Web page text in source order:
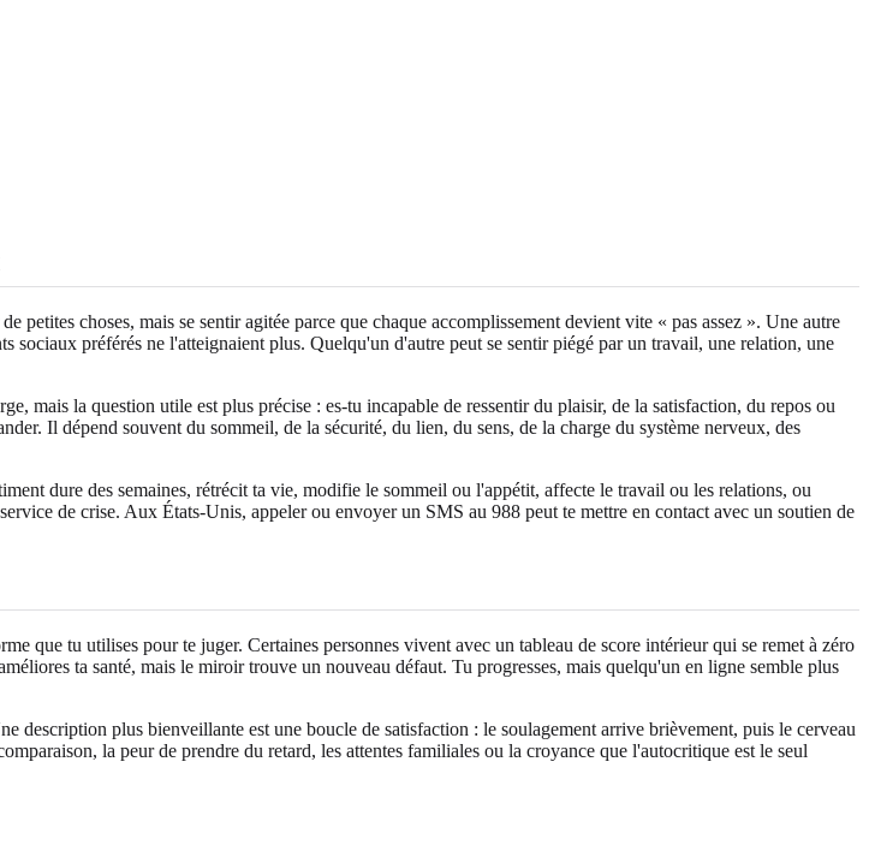
petites choses, mais se sentir agitée parce que chaque accomplissement devient vite « pas assez ». Une autre
préférés ne l'atteignaient plus. Quelqu'un d'autre peut se sentir piégé par un travail, une relation, une
mais la question utile est plus précise : es-tu incapable de ressentir du plaisir, de la satisfaction, du repos ou
Il dépend souvent du sommeil, de la sécurité, du lien, du sens, de la charge du système nerveux, des
dure des semaines, rétrécit ta vie, modifie le sommeil ou l'appétit, affecte le travail ou les relations, ou
de crise. Aux États-Unis, appeler ou envoyer un SMS au 988 peut te mettre en contact avec un soutien de
que tu utilises pour te juger. Certaines personnes vivent avec un tableau de score intérieur qui se remet à zéro
ta santé, mais le miroir trouve un nouveau défaut. Tu progresses, mais quelqu'un en ligne semble plus
description plus bienveillante est une boucle de satisfaction : le soulagement arrive brièvement, puis le cerveau
la peur de prendre du retard, les attentes familiales ou la croyance que l'autocritique est le seul